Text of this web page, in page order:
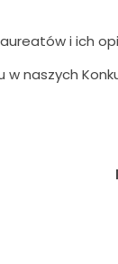
i ich
w naszych